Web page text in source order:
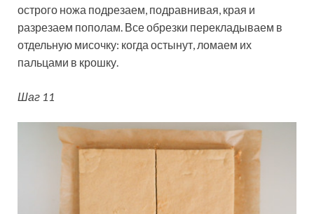
острого ножа подрезаем, подравнивая, края и
разрезаем пополам. Все обрезки перекладываем в
отдельную мисочку: когда остынут, ломаем их
пальцами в крошку.
Шаг 11